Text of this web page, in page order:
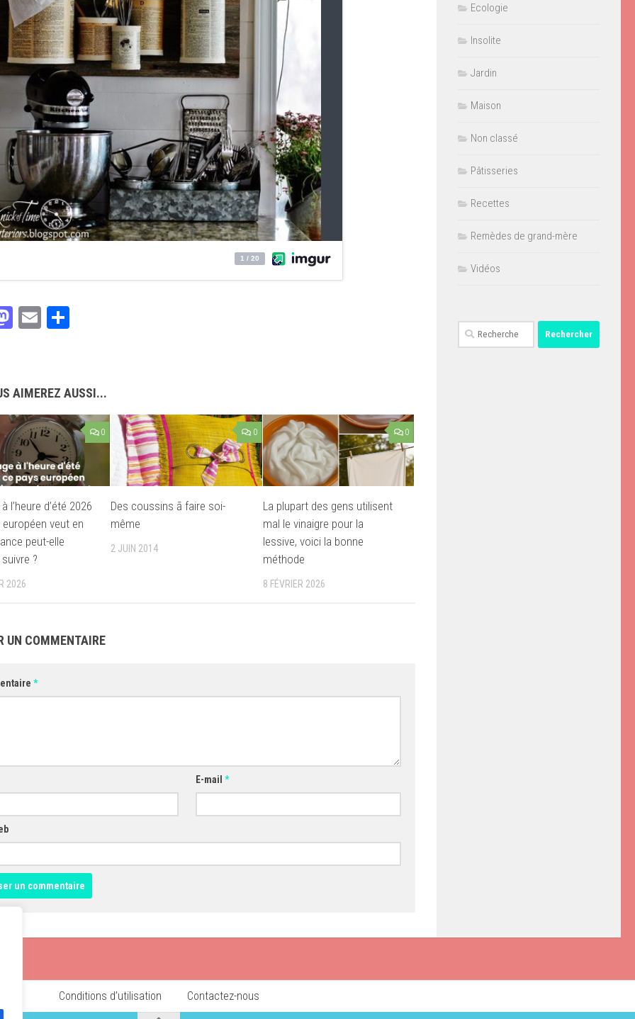
Mastodon
Email
AIMEREZ AUSSI...
0
l’heure d’été 2026
européen veut en
peut-elle
?
2026
0
Des coussins ā faire soi-
même
2 JUIN 2014
0
La plupart des gens utilisent
mal le vinaigre pour la
lessive, voici la bonne
méthode
8 FÉVRIER 2026
UN COMMENTAIRE
*
E-mail*
Ecologie
Insolite
Jardin
Maison
Non classé
Pâtisseries
Recettes
Remèdes de grand-mère
Vidéos
Rechercher :
Conditions d’utilisation Contactez-nous